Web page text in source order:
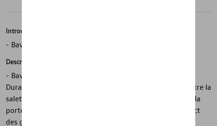
Introduction
- Bavettes arrière Volkswagen d'origine
Description
- Bavettes arrière Volkswagen d'origine - Durables -
Durables - Protègent contre les rayures - Protègent contre la
saleté - Protègent le soubassement, les bas de caisse et la
porte - Réduisent les éclaboussures - Minimisent l'impact
des gravillons - 1 jeu = 2 pièces, arrière - Matériel de